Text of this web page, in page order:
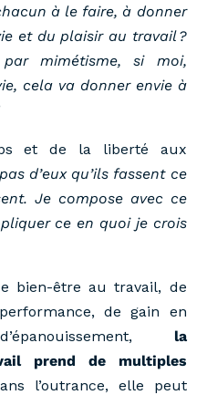
à le faire, à donner
et du plaisir au travail ?
mimétisme, si moi,
cela va donner envie à
et de la liberté aux
d’eux qu’ils fassent ce
Je compose avec ce
ce en quoi je crois
bien-être au travail, de
de gain en
la
prend de multiples
l’outrance, elle peut